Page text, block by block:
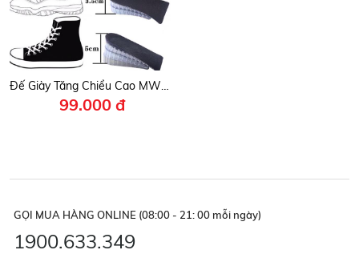
Đế Giày Tăng Chiều Cao MWC- 9010
99.000 đ
GỌI MUA HÀNG ONLINE (08:00 - 21: 00 mỗi ngày)
1900.633.349